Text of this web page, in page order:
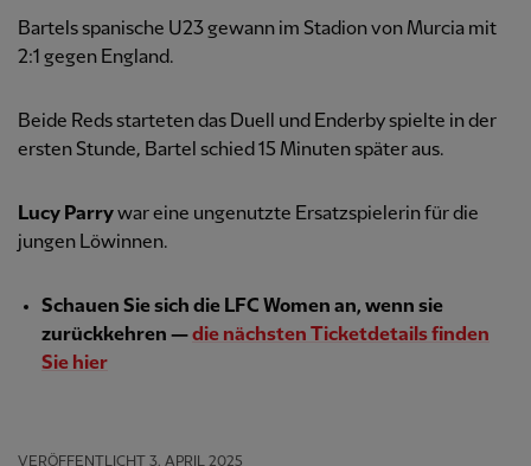
Bartels spanische U23 gewann im Stadion von Murcia mit
2:1 gegen England.
Beide Reds starteten das Duell und Enderby spielte in der
ersten Stunde, Bartel schied 15 Minuten später aus.
Lucy Parrywar eine ungenutzte Ersatzspielerin für die
jungen Löwinnen.
Schauen Sie sich die LFC Women an, wenn sie
zurückkehren —die nächsten Ticketdetails finden
Sie hier
VERÖFFENTLICHT 3. APRIL 2025